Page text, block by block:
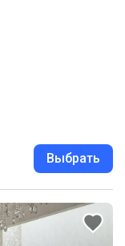
Выбрать